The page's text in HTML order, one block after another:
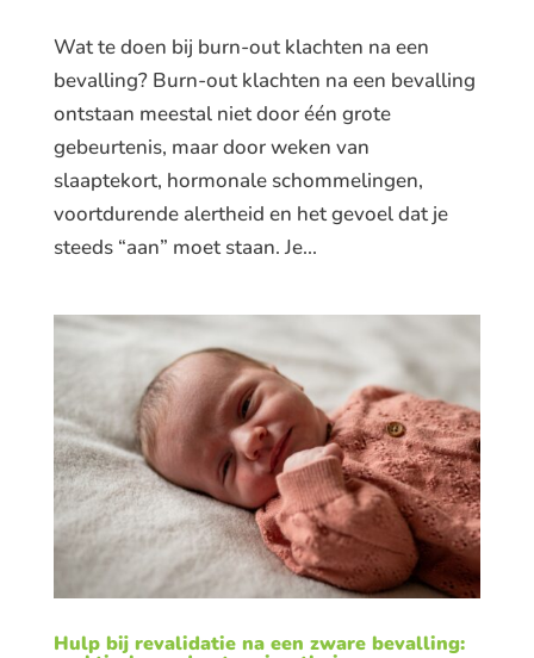
Wat te doen bij burn-out klachten na een
bevalling? Burn-out klachten na een bevalling
ontstaan meestal niet door één grote
gebeurtenis, maar door weken van
slaaptekort, hormonale schommelingen,
voortdurende alertheid en het gevoel dat je
steeds “aan” moet staan. Je...
Hulp bij revalidatie na een zware bevalling: